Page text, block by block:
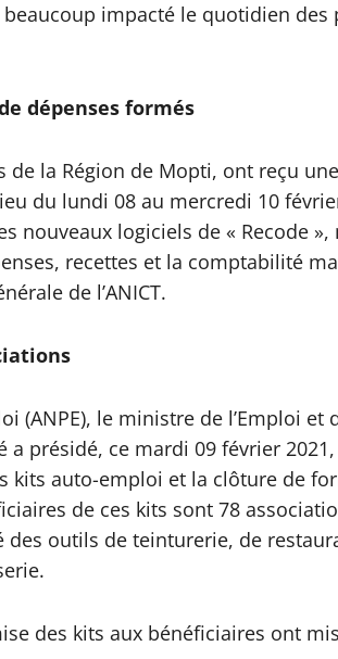
impacté le quotidien des
dépenses formés
de la Région de Mopti, ont reçu
du lundi 08 au mercredi 10
logiciels de « Recode »,
recettes et la comptabilité
de l’ANICT.
(ANPE), le ministre de l’Emploi et
présidé, ce mardi 09 février
kits auto-emploi et la clôture de
de ces kits sont 78
outils de teinturerie, de
des kits aux bénéficiaires ont